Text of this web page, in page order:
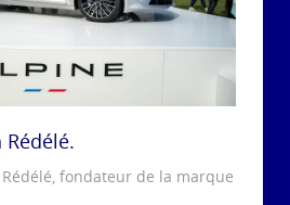
Rédélé.
fondateur de la marque